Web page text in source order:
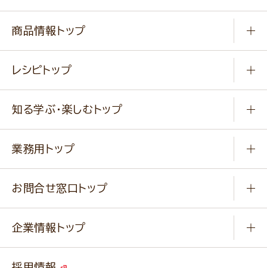
商品情報トップ
健康食品・他
新商品・リニューアル商品
通販サイト一覧
レシピトップ
作り方動画
みなさまのレシピはこちら
知る学ぶ・楽しむトップ
ふっくらパンをつくりましょう
キャンペーン
業務用トップ
ニップンの アマニ 業務用サイト
ベジカフェブランドサイト
お問合せ窓口トップ
改善事例
企業情報トップ